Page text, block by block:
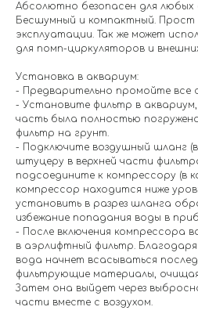
Абсолютно безопасен для
Бесшумный и компактный. Прост
эксплуатации. Так же может
для помп-циркуляторов и
Установка в аквариум:
- Предварительно промойте все
- Установите фильтр в
часть была полностью
фильтр на грунт.
- Подключите воздушный шланг
штуцеру в верхней части
подсоедините к компрессору (в
компрессор находится ниже
установить в разрез шланга
избежание попадания воды в
- После включения компрессора
в аэрлифтный фильтр.
вода начнет всасываться
фильтрующие материалы,
Затем она выйдет через
части вместе с воздухом.